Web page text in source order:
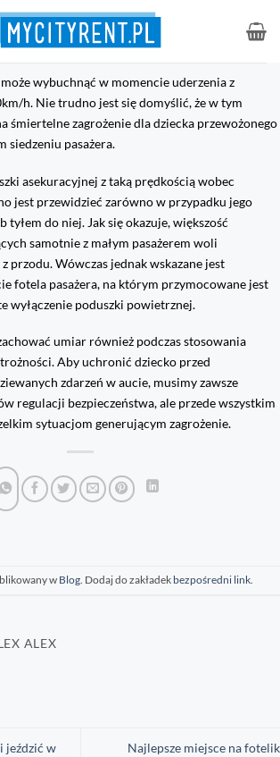
wybuchnąć w momencie uderzenia z
h. Nie trudno jest się domyślić, że w tym
śmiertelne zagrożenie dla dziecka przewożonego
siedzeniu pasażera.
asekuracyjnej z taką prędkością wobec
jest przewidzieć zarówno w przypadku jego
tyłem do niej. Jak się okazuje, większość
samotnie z małym pasażerem woli
przodu. Wówczas jednak wskazane jest
fotela pasażera, na którym przymocowane jest
wyłączenie poduszki powietrznej.
umiar również podczas stosowania
Aby uchronić dziecko przed
zdarzeń w aucie, musimy zawsze
regulacji bezpieczeństwa, ale przede wszystkim
sytuacjom generującym zagrożenie.
w Blog. Dodaj do zakładek bezpośredni link.
ALEX
jeździć w
Najlepsze miejsce na fotelik